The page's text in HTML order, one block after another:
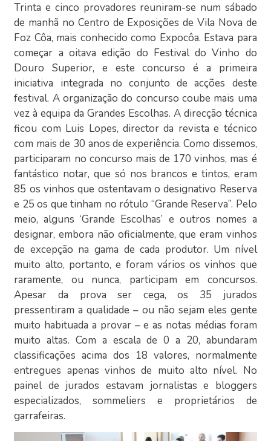
Trinta e cinco provadores reuniram-se num sábado
de manhã no Centro de Exposições de Vila Nova de
Foz Côa, mais conhecido como Expocôa. Estava para
começar a oitava edição do Festival do Vinho do
Douro Superior, e este concurso é a primeira
iniciativa integrada no conjunto de acções deste
festival. A organização do concurso coube mais uma
vez à equipa da Grandes Escolhas. A direcção técnica
ficou com Luis Lopes, director da revista e técnico
com mais de 30 anos de experiência. Como dissemos,
participaram no concurso mais de 170 vinhos, mas é
fantástico notar, que só nos brancos e tintos, eram
85 os vinhos que ostentavam o designativo Reserva
e 25 os que tinham no rótulo “Grande Reserva”. Pelo
meio, alguns ‘Grande Escolhas’ e outros nomes a
designar, embora não oficialmente, que eram vinhos
de excepção na gama de cada produtor. Um nível
muito alto, portanto, e foram vários os vinhos que
raramente, ou nunca, participam em concursos.
Apesar da prova ser cega, os 35 jurados
pressentiram a qualidade – ou não sejam eles gente
muito habituada a provar – e as notas médias foram
muito altas. Com a escala de 0 a 20, abundaram
classificações acima dos 18 valores, normalmente
entregues apenas vinhos de muito alto nível. No
painel de jurados estavam jornalistas e bloggers
especializados, sommeliers e proprietários de
garrafeiras.